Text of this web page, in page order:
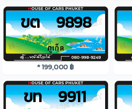
ขต 9898
* 199,000 ฿
ขท 9911